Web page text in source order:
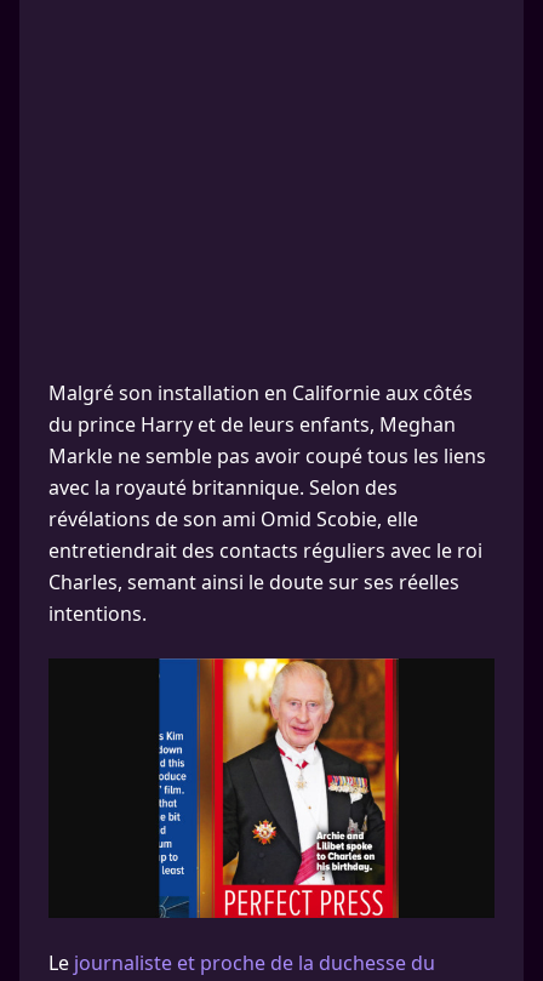
Malgré son installation en Californie aux côtés
du prince Harry et de leurs enfants, Meghan
Markle ne semble pas avoir coupé tous les liens
avec la royauté britannique. Selon des
révélations de son ami Omid Scobie, elle
entretiendrait des contacts réguliers avec le roi
Charles, semant ainsi le doute sur ses réelles
intentions.
Le journaliste et proche de la duchesse du